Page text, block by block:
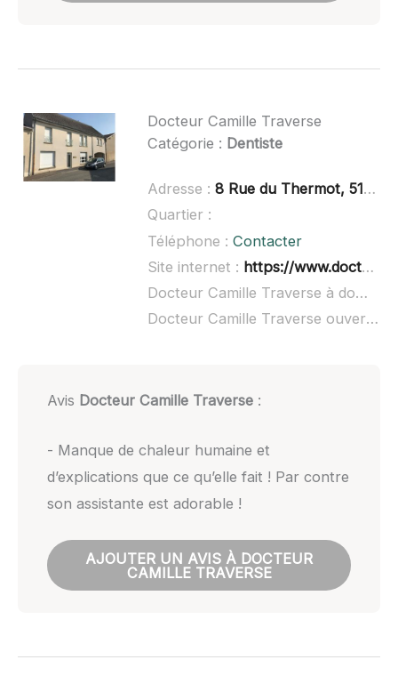
Docteur Camille Traverse
Catégorie : Dentiste
Adresse : 8 Rue du Thermot, 51520 Sarry
Quartier :
Téléphone : Contacter
Site internet : https://www.doctolib.fr/dentiste/sarry/camille-traverse
Docteur Camille Traverse à domicile :
Docteur Camille Traverse ouvert dimanche :
Avis Docteur Camille Traverse:
- Manque de chaleur humaine et
d’explications que ce qu’elle fait ! Par contre
son assistante est adorable !
AJOUTER UN AVIS À DOCTEUR
CAMILLE TRAVERSE